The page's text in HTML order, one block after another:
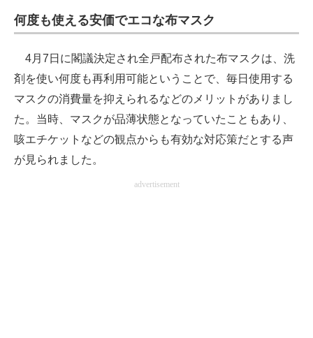
製造業のIT導入・活用を支援
モノづくり技術者専門サイト
電子設計の基本と応用
建設×テクノロジーの最前線
何度も使える安価でエコな布マスク
4月7日に閣議決定され全戸配布された布マスクは、洗
剤を使い何度も再利用可能ということで、毎日使用する
マスクの消費量を抑えられるなどのメリットがありまし
た。当時、マスクが品薄状態となっていたこともあり、
咳エチケットなどの観点からも有効な対応策だとする声
が見られました。
advertisement